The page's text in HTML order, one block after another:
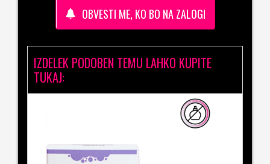
OBVESTI ME, KO BO NA ZALOGI
IZDELEK PODOBEN TEMU LAHKO KUPITE
TUKAJ: